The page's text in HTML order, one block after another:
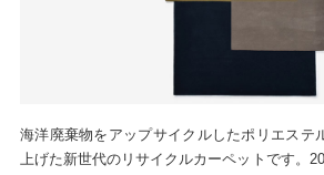
海洋廃棄物をアップサイクルしたポリエステ
上げた新世代のリサイクルカーペットです。